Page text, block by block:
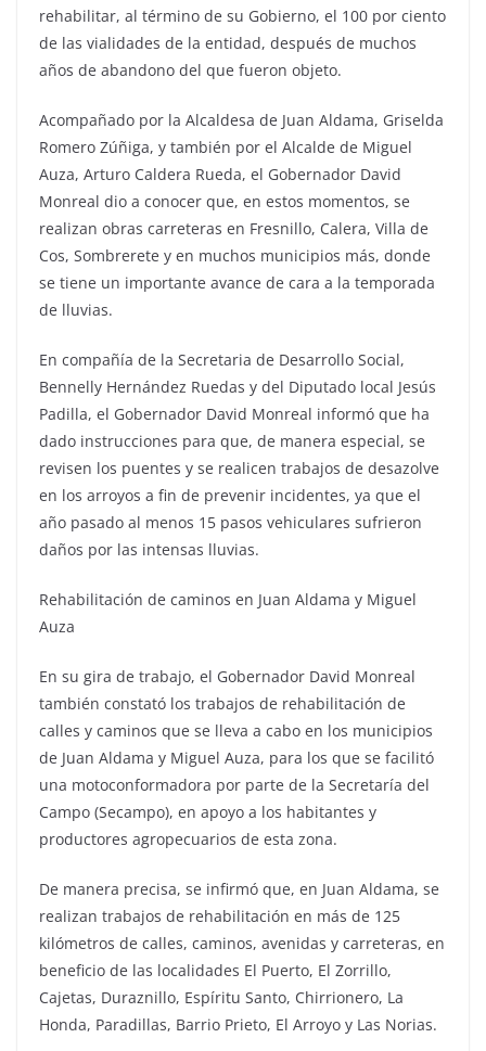
rehabilitar, al término de su Gobierno, el 100 por ciento
de las vialidades de la entidad, después de muchos
años de abandono del que fueron objeto.
Acompañado por la Alcaldesa de Juan Aldama, Griselda
Romero Zúñiga, y también por el Alcalde de Miguel
Auza, Arturo Caldera Rueda, el Gobernador David
Monreal dio a conocer que, en estos momentos, se
realizan obras carreteras en Fresnillo, Calera, Villa de
Cos, Sombrerete y en muchos municipios más, donde
se tiene un importante avance de cara a la temporada
de lluvias.
En compañía de la Secretaria de Desarrollo Social,
Bennelly Hernández Ruedas y del Diputado local Jesús
Padilla, el Gobernador David Monreal informó que ha
dado instrucciones para que, de manera especial, se
revisen los puentes y se realicen trabajos de desazolve
en los arroyos a fin de prevenir incidentes, ya que el
año pasado al menos 15 pasos vehiculares sufrieron
daños por las intensas lluvias.
Rehabilitación de caminos en Juan Aldama y Miguel
Auza
En su gira de trabajo, el Gobernador David Monreal
también constató los trabajos de rehabilitación de
calles y caminos que se lleva a cabo en los municipios
de Juan Aldama y Miguel Auza, para los que se facilitó
una motoconformadora por parte de la Secretaría del
Campo (Secampo), en apoyo a los habitantes y
productores agropecuarios de esta zona.
De manera precisa, se infirmó que, en Juan Aldama, se
realizan trabajos de rehabilitación en más de 125
kilómetros de calles, caminos, avenidas y carreteras, en
beneficio de las localidades El Puerto, El Zorrillo,
Cajetas, Duraznillo, Espíritu Santo, Chirrionero, La
Honda, Paradillas, Barrio Prieto, El Arroyo y Las Norias.